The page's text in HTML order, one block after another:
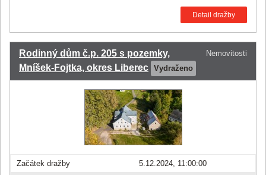
Detail dražby
Nemovitosti
Rodinný dům č.p. 205 s pozemky,
Mníšek-Fojtka, okres Liberec Vydraženo
Začátek dražby
5.12.2024, 11:00:00